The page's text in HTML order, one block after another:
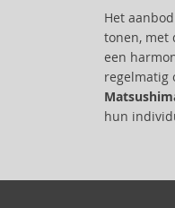
Het
tonen, met
een
regelmatig
hun